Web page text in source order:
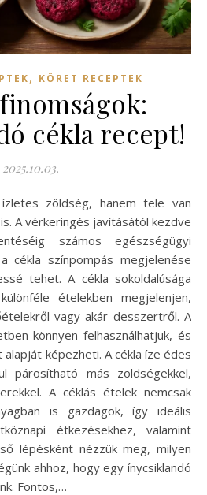
, KÖRET RECEPTEK
cékla recept!
2025.10.03.
A vérkeringés javításától kezdve
számos egészségügyi
cékla színpompás megjelenése
tehet. A cékla sokoldalúsága
ételekben megjelenjen,
vagy akár desszertről. A
könnyen felhasználhatjuk, és
képezheti. A cékla íze édes
párosítható más zöldségekkel,
A céklás ételek nemcsak
is gazdagok, így ideális
étkezésekhez, valamint
lépésként nézzük meg, milyen
ahhoz, hogy egy ínycsiklandó
Fontos,…